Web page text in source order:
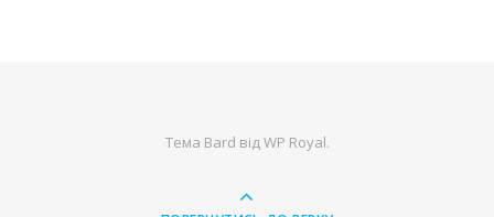
Тема Bard від WP Royal.